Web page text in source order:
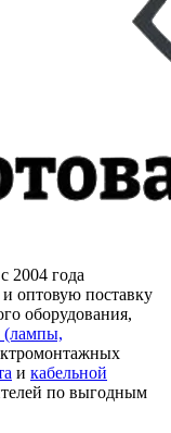
2004 года
оптовую поставку
оборудования,
(лампы,
и кабельной
по выгодным